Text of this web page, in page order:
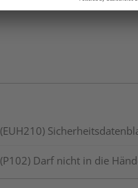
(EUH210)
(P102) Darf nicht in die